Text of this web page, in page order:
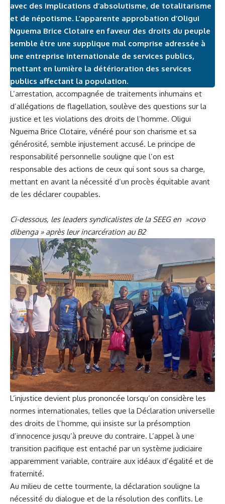
avec des implications d’absolutisme, de totalitarisme
et de népotisme. L’apparente approbation d’Oligui
Nguema Brice Clotaire en faveur des droits du peuple
semble être une supplique mal comprise adressée à
une entreprise internationale de services publics,
mettant en lumière la détérioration des services
publics affectant la population.
L’arrestation, accompagnée de traitements inhumains et
d’allégations de flagellation, soulève des questions sur la
justice et les violations des droits de l’homme. Oligui
Nguema Brice Clotaire, vénéré pour son charisme et sa
générosité, semble injustement accusé. Le principe de
responsabilité personnelle souligne que l’on est
responsable des actions de ceux qui sont sous sa charge,
mettant en avant la nécessité d’un procès équitable avant
de les déclarer coupables.
Ci-dessous, les leaders syndicalistes de la SEEG en »covo
dibenga » après leur incarcération au B2
L’injustice devient plus prononcée lorsqu’on considère les
normes internationales, telles que la Déclaration universelle
des droits de l’homme, qui insiste sur la présomption
d’innocence jusqu’à preuve du contraire. L’appel à une
transition pacifique est entaché par un système judiciaire
apparemment variable, contraire aux idéaux d’égalité et de
fraternité.
Au milieu de cette tourmente, la déclaration souligne la
nécessité du dialogue et de la résolution des conflits. Le